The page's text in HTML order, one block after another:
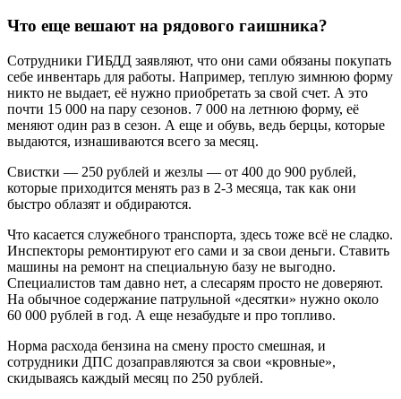
Что еще вешают на рядового гаишника?
Сотрудники ГИБДД заявляют, что они сами обязаны покупать
себе инвентарь для работы. Например, теплую зимнюю форму
никто не выдает, её нужно приобретать за свой счет. А это
почти 15 000 на пару сезонов. 7 000 на летнюю форму, её
меняют один раз в сезон. А еще и обувь, ведь берцы, которые
выдаются, изнашиваются всего за месяц.
Свистки — 250 рублей и жезлы — от 400 до 900 рублей,
которые приходится менять раз в 2-3 месяца, так как они
быстро облазят и обдираются.
Что касается служебного транспорта, здесь тоже всё не сладко.
Инспекторы ремонтируют его сами и за свои деньги. Ставить
машины на ремонт на специальную базу не выгодно.
Специалистов там давно нет, а слесарям просто не доверяют.
На обычное содержание патрульной «десятки» нужно около
60 000 рублей в год. А еще незабудьте и про топливо.
Норма расхода бензина на смену просто смешная, и
сотрудники ДПС дозаправляются за свои «кровные»,
скидываясь каждый месяц по 250 рублей.